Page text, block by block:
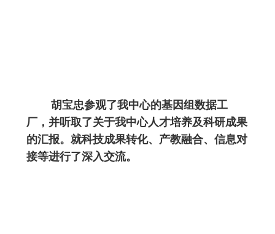
胡宝忠参观了我中心的基因组数据工
厂，并听取了关于我中心人才培养及科研成果
的汇报。就科技成果转化、产教融合、信息对
接等进行了深入交流。